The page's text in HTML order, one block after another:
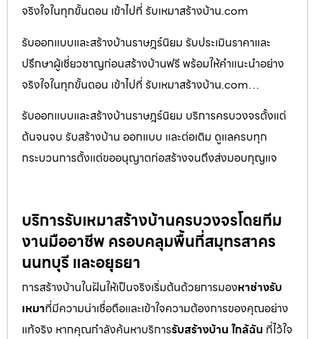
จริงใจในทุกขั้นตอน เข้าไปที่ รับเหมาสร้างบ้าน.com
รับออกแบบและสร้างบ้านราษฎร์นิยม รับประเมินราคาและ
ปรึกษาผู้เชี่ยวชาญก่อนสร้างบ้านฟรี พร้อมให้คำแนะนำอย่าง
จริงใจในทุกขั้นตอน เข้าไปที่ รับเหมาสร้างบ้าน.com…
รับออกแบบและสร้างบ้านราษฎร์นิยม บริการครบวงจรตั้งแต่
ต้นจนจบ รับสร้างบ้าน ออกแบบ และต่อเติม ดูแลครบทุก
กระบวนการตั้งแต่ขออนุญาตก่อสร้างจนถึงส่งมอบกุญแจ
บริการรับเหมาสร้างบ้านครบวงจรโดยทีม
งานมืออาชีพ ครอบคลุมพื้นที่สมุทรสาคร
นนทบุรี และอยุธยา
การสร้างบ้านในฝันให้เป็นจริงเริ่มต้นด้วยการมองหาช่างรับ
เหมาที่มีความน่าเชื่อถือและเข้าใจความต้องการของคุณอย่าง
แท้จริง หากคุณกำลังค้นหาบริการรับสร้างบ้าน ใกล้ฉัน ที่ไว้ใจ